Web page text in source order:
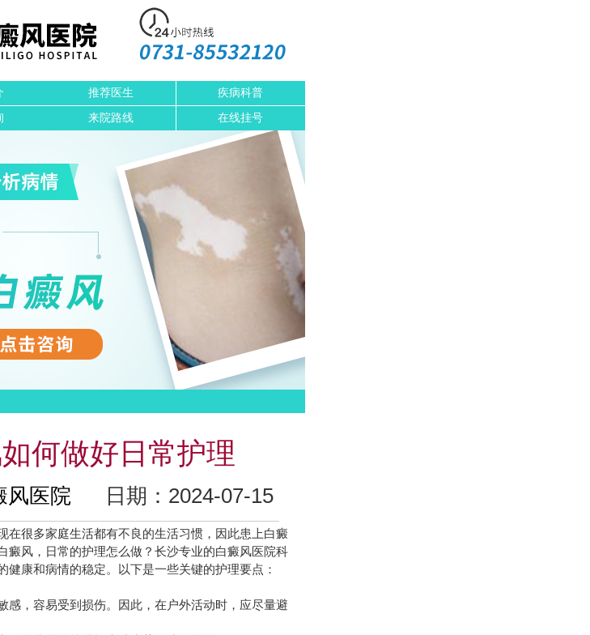
推荐医生 疾病科普
来院路线 在线挂号
何做好日常护理
风医院 日期：2024-07-15
很多家庭生活都有不良的生活习惯，因此患上白癜
癜风，日常的护理怎么做？长沙专业的白癜风医院科
康和病情的稳定。以下是一些关键的护理要点：
，容易受到损伤。因此，在户外活动时，应尽量避